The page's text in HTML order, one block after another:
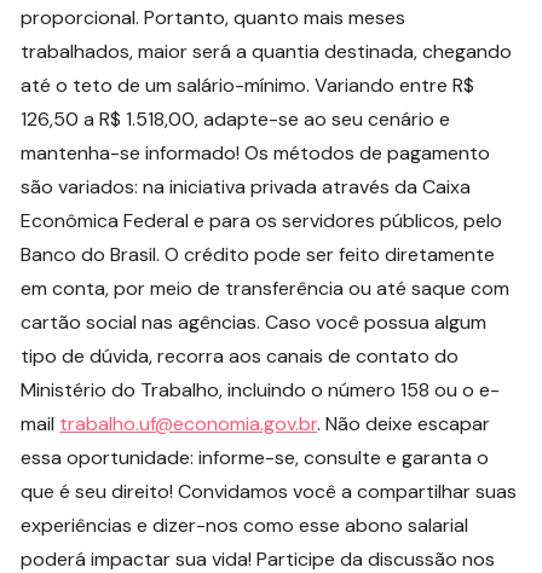
proporcional. Portanto, quanto mais meses
trabalhados, maior será a quantia destinada, chegando
até o teto de um salário-mínimo. Variando entre R$
126,50 a R$ 1.518,00, adapte-se ao seu cenário e
mantenha-se informado! Os métodos de pagamento
são variados: na iniciativa privada através da Caixa
Econômica Federal e para os servidores públicos, pelo
Banco do Brasil. O crédito pode ser feito diretamente
em conta, por meio de transferência ou até saque com
cartão social nas agências. Caso você possua algum
tipo de dúvida, recorra aos canais de contato do
Ministério do Trabalho, incluindo o número 158 ou o e-
mail trabalho.uf@economia.gov.br. Não deixe escapar
essa oportunidade: informe-se, consulte e garanta o
que é seu direito! Convidamos você a compartilhar suas
experiências e dizer-nos como esse abono salarial
poderá impactar sua vida! Participe da discussão nos